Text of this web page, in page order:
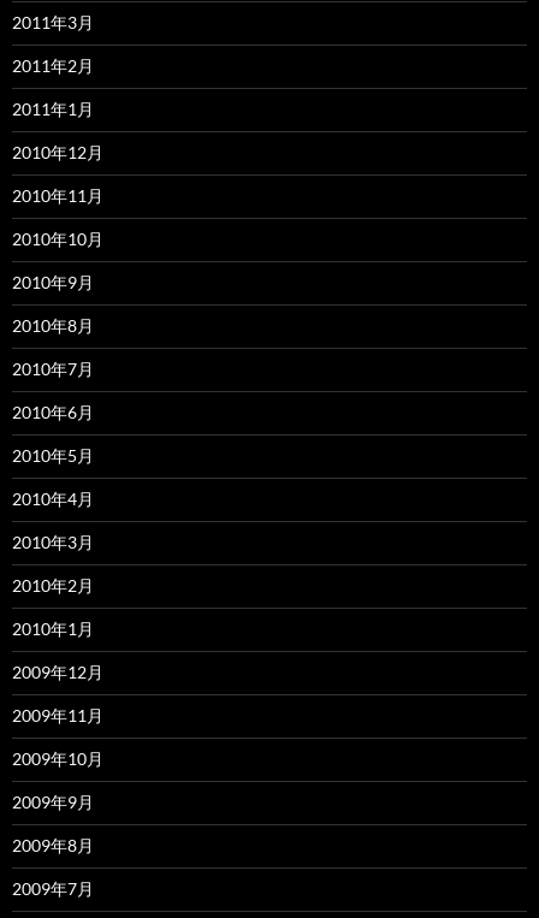
2011年3月
2011年2月
2011年1月
2010年12月
2010年11月
2010年10月
2010年9月
2010年8月
2010年7月
2010年6月
2010年5月
2010年4月
2010年3月
2010年2月
2010年1月
2009年12月
2009年11月
2009年10月
2009年9月
2009年8月
2009年7月